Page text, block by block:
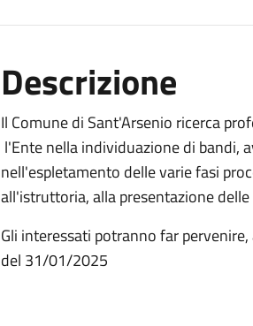
Descrizione
Il Comune di Sant'Arsenio ricerca
l'Ente nella individuazione di bandi,
nell'espletamento delle varie fasi
all'istruttoria, alla presentazione
Gli interessati potranno far
del 31/01/2025